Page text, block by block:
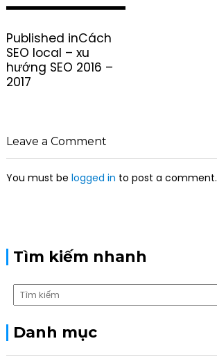
o
s
t
n
i
g
t
Published inCách
SEO local – xu
hướng SEO 2016 –
2017
Leave a Comment
You must be logged in to post a comment.
Tìm kiếm nhanh
Danh mục